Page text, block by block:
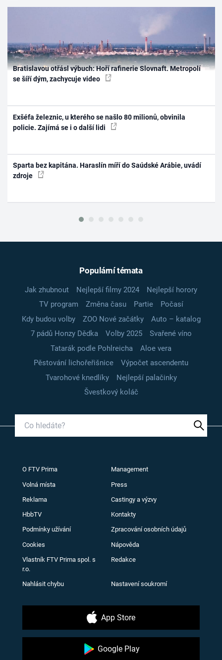
Bratislavou otřásl výbuch: Hoří rafinerie Slovnaft. Metropolí
se šíří dým, zachycuje video
Exšéfa železnic, u kterého se našlo 80 milionů, obvinila
policie. Zajímá se i o další lidi
Sparta bez kapitána. Haraslín míří do Saúdské Arábie, uvádí
zdroje
Populární témata
Jak zhubnout Nejlepší filmy 2024
Nejlepší horory
TV program
Změna času Partie
Počasí
Kdy budou volby
ZOO Nové začátky
Auto – katalog
7 pádů Honzy Dědka
Volby 2025
Svařené víno
Tatarák podle Pohlreicha
Aloe vera
Pěstování lichořeřišnice
Výpočet ascendentu
Tvarohové knedlíky
Nejlepší palačinky
Švestkový koláč
O FTV Prima Management
Volná místa Press
Reklama Castingy a výzvy
HbbTV Kontakty
Podmínky užívání Zpracování osobních údajů
Cookies Nápověda
Vlastník FTV Prima spol. s
r.o.
Redakce
Nahlásit chybu Nastavení soukromí
App Store
Google Play